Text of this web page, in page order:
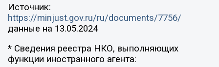
Источник:
https://minjust.gov.ru/ru/documents/7756/
данные на 13.05.2024
* Сведения реестра НКО, выполняющих
функции иностранного агента: